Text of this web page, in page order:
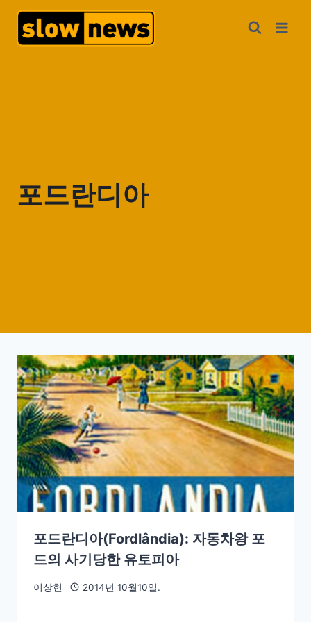
포드란디아
포드란디아(Fordlândia): 자동차왕 포
드의 사기당한 유토피아
이상헌 2014년 10월10일.